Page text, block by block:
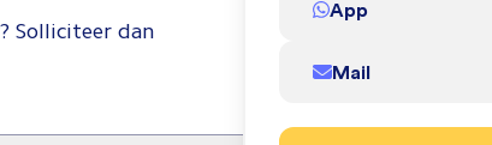
Solliciteer dan
App
Mail